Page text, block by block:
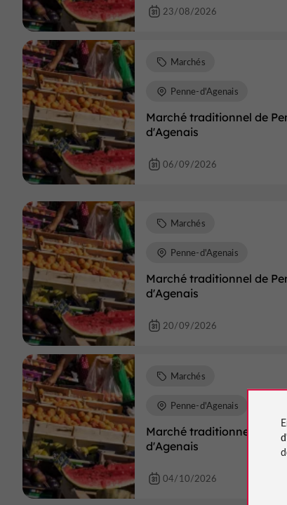
23/08/2026
Marché traditionnel de
d'Agenais
Marchés
Penne-d'Agenais
06/09/2026
Marché traditionnel de
d'Agenais
Marchés
Penne-d'Agenais
20/09/2026
Marché traditionnel de
d'Agenais
Marchés
Penne-d'Agenais
04/10/2026